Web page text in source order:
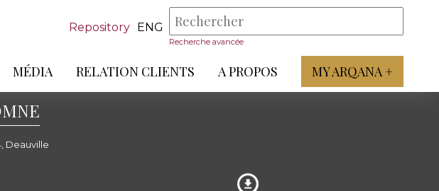
Repository ENG
Recherche avancée
MÉDIA RELATION CLIENTS A PROPOS MY ARQANA +
Deauville